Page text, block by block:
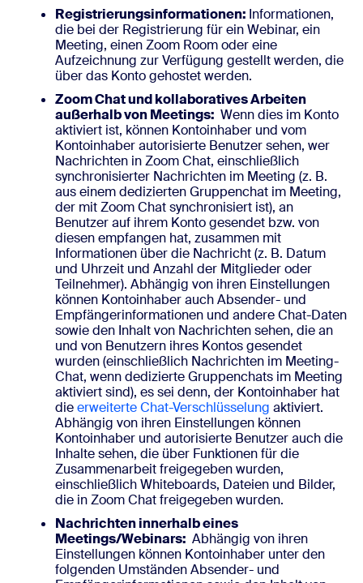
Registrierungsinformationen: Informationen,
die bei der Registrierung für ein Webinar, ein
Meeting, einen Zoom Room oder eine
Aufzeichnung zur Verfügung gestellt werden, die
über das Konto gehostet werden.
Zoom Chat und kollaboratives Arbeiten
außerhalb von Meetings: Wenn dies im Konto
aktiviert ist, können Kontoinhaber und vom
Kontoinhaber autorisierte Benutzer sehen, wer
Nachrichten in Zoom Chat, einschließlich
synchronisierter Nachrichten im Meeting (z. B.
aus einem dedizierten Gruppenchat im Meeting,
der mit Zoom Chat synchronisiert ist), an
Benutzer auf ihrem Konto gesendet bzw. von
diesen empfangen hat, zusammen mit
Informationen über die Nachricht (z. B. Datum
und Uhrzeit und Anzahl der Mitglieder oder
Teilnehmer). Abhängig von ihren Einstellungen
können Kontoinhaber auch Absender- und
Empfängerinformationen und andere Chat-Daten
sowie den Inhalt von Nachrichten sehen, die an
und von Benutzern ihres Kontos gesendet
wurden (einschließlich Nachrichten im Meeting-
Chat, wenn dedizierte Gruppenchats im Meeting
aktiviert sind), es sei denn, der Kontoinhaber hat
dieerweiterte Chat-Verschlüsselung aktiviert.
Abhängig von ihren Einstellungen können
Kontoinhaber und autorisierte Benutzer auch die
Inhalte sehen, die über Funktionen für die
Zusammenarbeit freigegeben wurden,
einschließlich Whiteboards, Dateien und Bilder,
die in Zoom Chat freigegeben wurden.
Nachrichten innerhalb eines
Meetings/Webinars: Abhängig von ihren
Einstellungen können Kontoinhaber unter den
folgenden Umständen Absender- und